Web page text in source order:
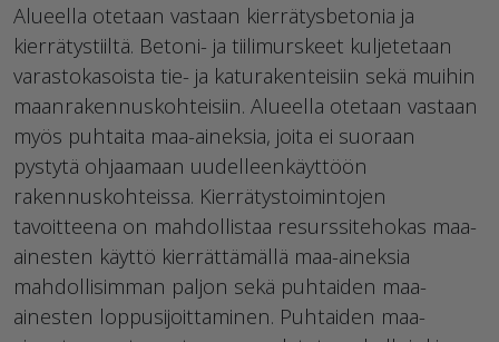
Alueella otetaan vastaan kierrätysbetonia ja
kierrätystiiltä. Betoni- ja tiilimurskeet kuljetetaan
varastokasoista tie- ja katurakenteisiin sekä muihin
maanrakennuskohteisiin. Alueella otetaan vastaan
myös puhtaita maa-aineksia, joita ei suoraan
pystytä ohjaamaan uudelleenkäyttöön
rakennuskohteissa. Kierrätystoimintojen
tavoitteena on mahdollistaa resurssitehokas maa-
ainesten käyttö kierrättämällä maa-aineksia
mahdollisimman paljon sekä puhtaiden maa-
ainesten loppusijoittaminen. Puhtaiden maa-